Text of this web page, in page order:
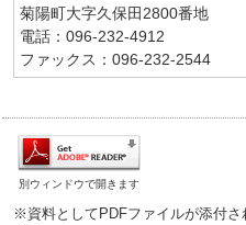
菊陽町大字久保田2800番地
電話：096-232-4912
ファックス：096-232-2544
別ウィンドウで開きます
※資料としてPDFファイルが添付